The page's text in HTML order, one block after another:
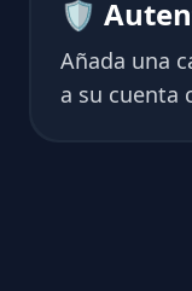
🛡
Añada una
a su cuenta